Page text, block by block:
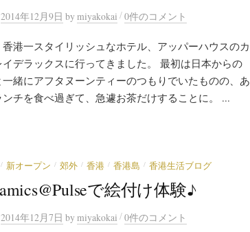
2014年12月9日 by miyakokai /0件のコメント
香港一スタイリッシュなホテル、アッパーハウスのカ
イデラックスに行ってきました。 最初は日本からの
一緒にアフタヌーンティーのつもりでいたものの、あ
ンチを食べ過ぎて、急遽お茶だけすることに。 ...
/ 新オープン / 郊外 / 香港 / 香港島 / 香港生活ブログ
で絵付け体験♪
2014年12月7日 by miyakokai /0件のコメント